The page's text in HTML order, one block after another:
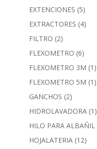
EXTENCIONES (5)
EXTRACTORES (4)
FILTRO (2)
FLEXOMETRO (6)
FLEXOMETRO 3M (1)
FLEXOMETRO 5M (1)
GANCHOS (2)
HIDROLAVADORA (1)
HILO PARA ALBAÑIL
HOJALATERIA (12)